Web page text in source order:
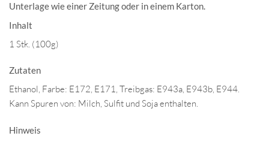
Unterlage wie einer Zeitung oder in einem Karton.
Inhalt
1 Stk. (100g)
Zutaten
Ethanol, Farbe: E172, E171, Treibgas: E943a, E943b, E944.
Kann Spuren von: Milch, Sulfit und Soja enthalten.
Hinweis